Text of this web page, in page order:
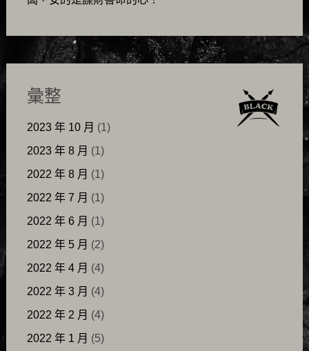
彙整
2023 年 10 月 (1)
2023 年 8 月 (1)
2022 年 8 月 (1)
2022 年 7 月 (1)
2022 年 6 月 (1)
2022 年 5 月 (2)
2022 年 4 月 (4)
2022 年 3 月 (4)
2022 年 2 月 (4)
2022 年 1 月 (5)